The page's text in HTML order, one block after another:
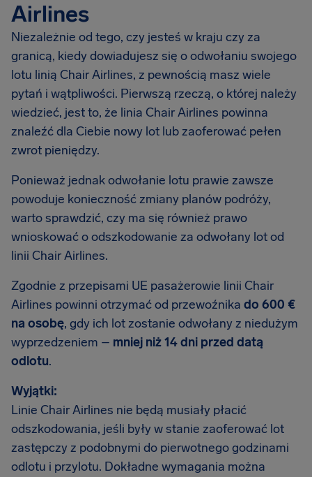
Airlines
Niezależnie od tego, czy jesteś w kraju czy za
granicą, kiedy dowiadujesz się o odwołaniu swojego
lotu linią Chair Airlines, z pewnością masz wiele
pytań i wątpliwości. Pierwszą rzeczą, o której należy
wiedzieć, jest to, że linia Chair Airlines powinna
znaleźć dla Ciebie nowy lot lub zaoferować pełen
zwrot pieniędzy.
Ponieważ jednak odwołanie lotu prawie zawsze
powoduje konieczność zmiany planów podróży,
warto sprawdzić, czy ma się również prawo
wnioskować o odszkodowanie za odwołany lot od
linii Chair Airlines.
Zgodnie z przepisami UE pasażerowie linii Chair
Airlines powinni otrzymać od przewoźnika do 600 €
na osobę, gdy ich lot zostanie odwołany z niedużym
wyprzedzeniem – mniej niż 14 dni przed datą
odlotu.
Wyjątki:
Linie Chair Airlines nie będą musiały płacić
odszkodowania, jeśli były w stanie zaoferować lot
zastępczy z podobnymi do pierwotnego godzinami
odlotu i przylotu. Dokładne wymagania można